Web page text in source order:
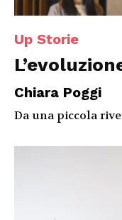
Up Storie
Chiara Poggi
Da una piccola